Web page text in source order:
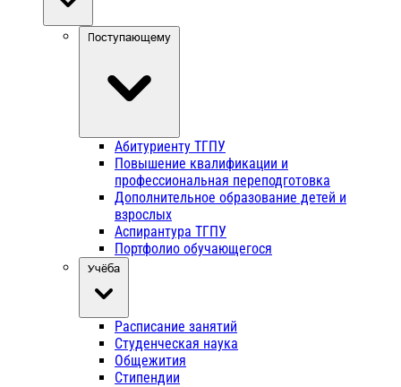
Поступающему
Абитуриенту ТГПУ
Повышение квалификации и
профессиональная переподготовка
Дополнительное образование детей и
взрослых
Аспирантура ТГПУ
Портфолио обучающегося
Учёба
Расписание занятий
Студенческая наука
Общежития
Стипендии